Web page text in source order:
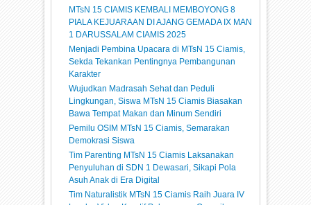
MTsN 15 CIAMIS KEMBALI MEMBOYONG 8
PIALA KEJUARAAN DI AJANG GEMADA IX MAN
1 DARUSSALAM CIAMIS 2025
Menjadi Pembina Upacara di MTsN 15 Ciamis,
Sekda Tekankan Pentingnya Pembangunan
Karakter
Wujudkan Madrasah Sehat dan Peduli
Lingkungan, Siswa MTsN 15 Ciamis Biasakan
Bawa Tempat Makan dan Minum Sendiri
Pemilu OSIM MTsN 15 Ciamis, Semarakan
Demokrasi Siswa
Tim Parenting MTsN 15 Ciamis Laksanakan
Penyuluhan di SDN 1 Dewasari, Sikapi Pola
Asuh Anak di Era Digital
Tim Naturalistik MTsN 15 Ciamis Raih Juara IV